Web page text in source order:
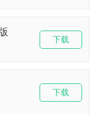
下载
下载